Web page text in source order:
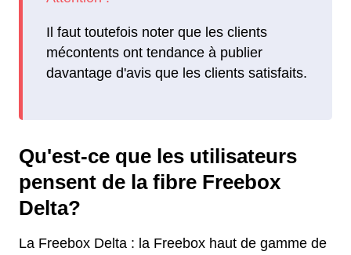
Il faut toutefois noter que les clients
mécontents ont tendance à publier
davantage d'avis que les clients satisfaits.
Qu'est-ce que les utilisateurs
pensent de la fibre Freebox
Delta?
La Freebox Delta : la Freebox haut de gamme de